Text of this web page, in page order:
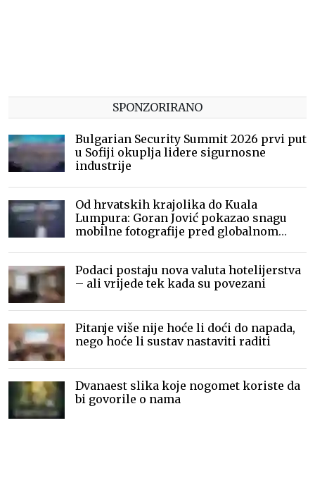
SPONZORIRANO
Bulgarian Security Summit 2026 prvi put
u Sofiji okuplja lidere sigurnosne
industrije
Od hrvatskih krajolika do Kuala
Lumpura: Goran Jović pokazao snagu
mobilne fotografije pred globalnom
Podaci postaju nova valuta hotelijerstva
– ali vrijede tek kada su povezani
Pitanje više nije hoće li doći do napada,
nego hoće li sustav nastaviti raditi
Dvanaest slika koje nogomet koriste da
bi govorile o nama